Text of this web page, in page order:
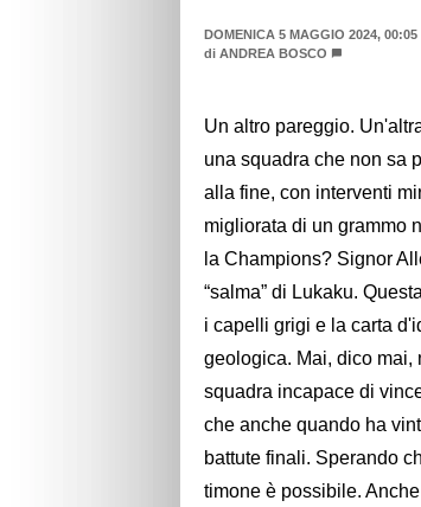
DOMENICA 5 MAGGIO 2024, 00:05
di ANDREA BOSCO
Un altro pareggio.
una squadra che non sa
alla fine, con interventi
migliorata di un grammo
la Champions? Signor
“salma” di Lukaku.
i capelli grigi e la carta
geologica. Mai, dico
squadra incapace di
che anche quando ha
battute finali. Sperando
timone è possibile.